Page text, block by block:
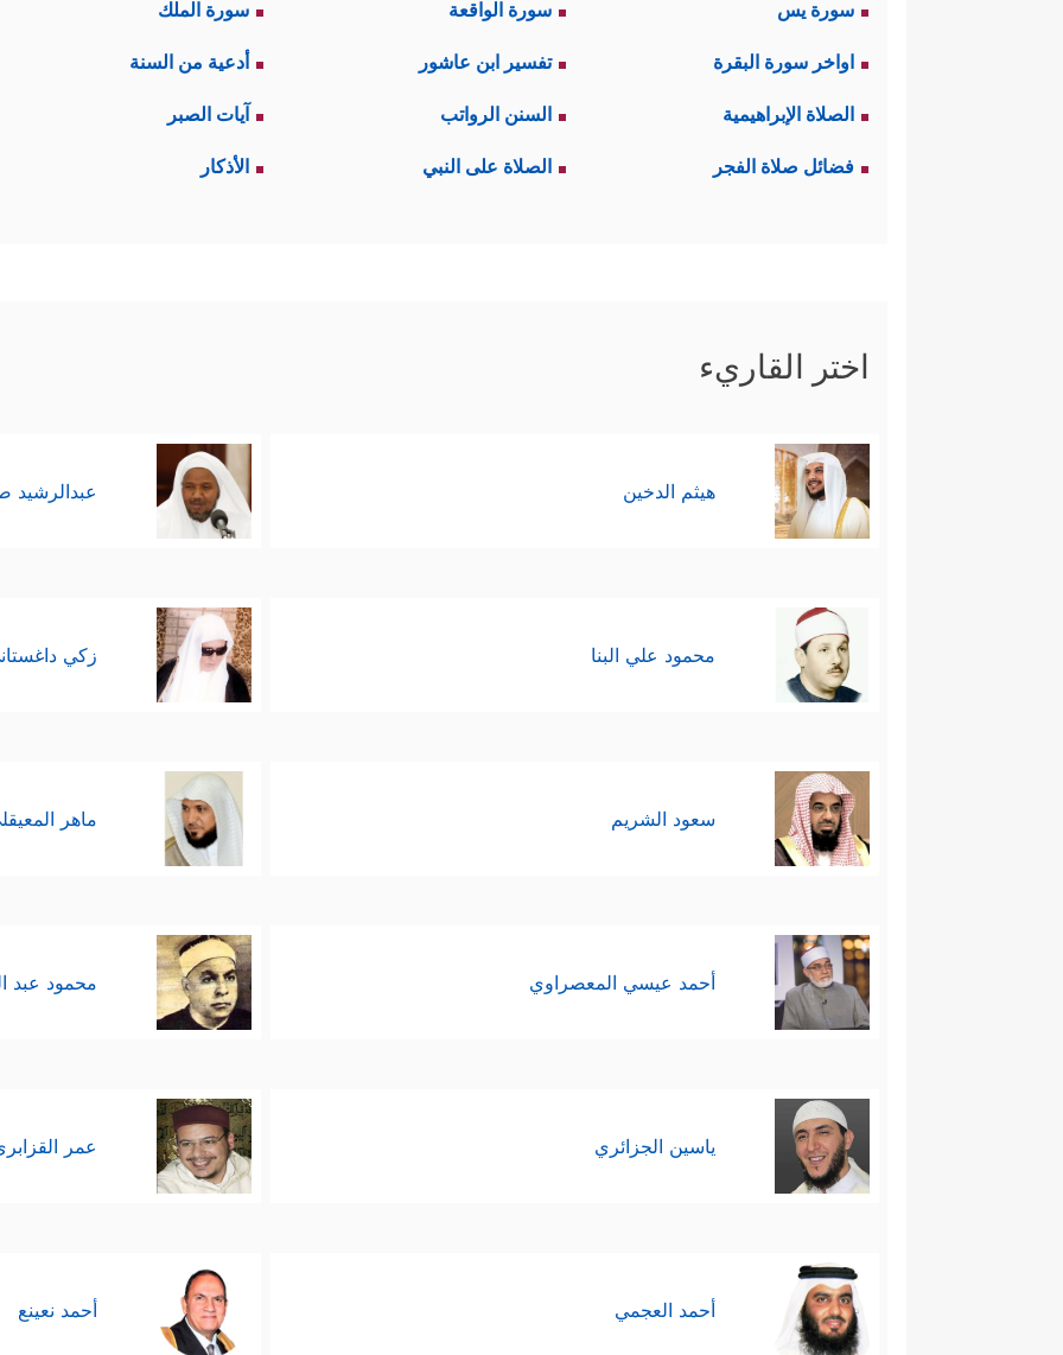
سورة يس سورة الواقعة سورة الملك
اواخر سورة البقرة تفسير ابن عاشور أدعية من السنة
الصلاة الإبراهيمية السنن الرواتب آيات الصبر
فضائل صلاة الفجر الصلاة على النبي الأذكار
اختر القاريء
هيثم الدخين عبدالرشيد
محمود علي البنا زكي
سعود الشريم ماهر
أحمد عيسي المعصراوي محمود عبد
ياسين الجزائري عمر
أحمد العجمي أحمد نعينع